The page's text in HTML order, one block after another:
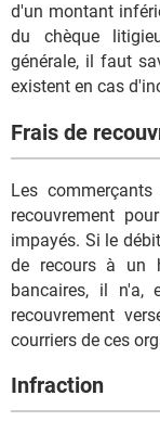
d'un montant
du chèque
générale, il faut
existent en cas
Frais de
Les
recouvrement
impayés. Si le
de recours à un
bancaires, il n'a,
recouvrement
courriers de ces
Infraction